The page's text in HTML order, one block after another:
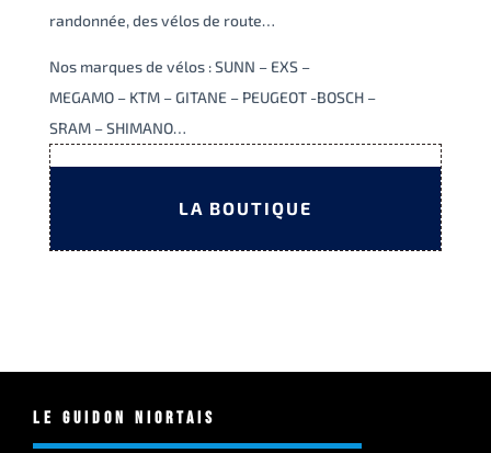
randonnée, des vélos de route…
Nos marques de vélos : SUNN – EXS –
MEGAMO – KTM – GITANE – PEUGEOT -BOSCH –
SRAM – SHIMANO…
LA BOUTIQUE
Le Guidon Niortais